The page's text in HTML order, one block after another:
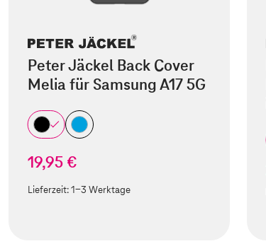
Peter Jäckel Back Cover
Melia für Samsung A17 5G
19,95 €
Lieferzeit:1-3 Werktage